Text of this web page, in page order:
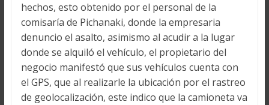
hechos, esto obtenido por el personal de la
comisaría de Pichanaki, donde la empresaria
denuncio el asalto, asimismo al acudir a la lugar
donde se alquiló el vehículo, el propietario del
negocio manifestó que sus vehículos cuenta con
el GPS, que al realizarle la ubicación por el rastreo
de geolocalización, este indico que la camioneta va